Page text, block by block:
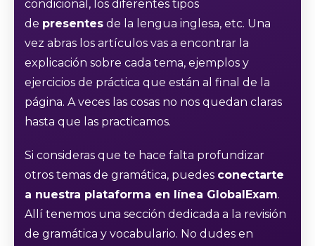
condicional, los diferentes tipos
de presentes de la lengua inglesa, etc. Una
vez abras los artículos vas a encontrar la
explicación sobre cada tema, ejemplos y
ejercicios de práctica que están al final de la
página. A veces las cosas no nos quedan claras
hasta que las practicamos.
Si consideras que te hace falta profundizar
otros temas de gramática, puedes conectarte
a nuestra plataforma en línea GlobalExam.
Allí tenemos una sección dedicada a la revisión
de gramática y vocabulario. No dudes en